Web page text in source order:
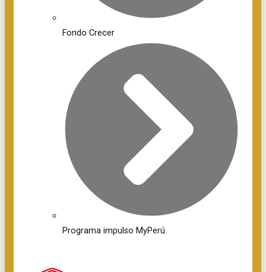
Fondo Crecer
Programa impulso MyPerú